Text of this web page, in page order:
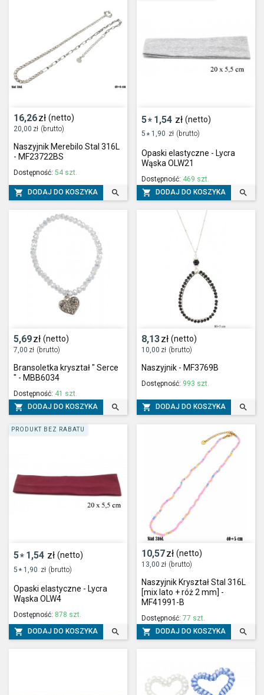
16,26zł (netto)
20,00 zł (brutto)
Naszyjnik Merebilo Stal 316L
- MF23722BS
Dostępność: 54 szt.
 DODAJ DO KOSZYKA 
5* 1,54 zł (netto)
5 * 1,90 zł (brutto)
Opaski elastyczne - Lycra
Wąska OLW21
Dostępność: 469 szt.
 DODAJ DO KOSZYKA 
5,69zł (netto)
7,00 zł (brutto)
Bransoletka kryształ " Serce
" - MBB6034
Dostępność: 41 szt.
 DODAJ DO KOSZYKA 
8,13zł (netto)
10,00 zł (brutto)
Naszyjnik - MF3769B
Dostępność: 993 szt.
 DODAJ DO KOSZYKA 
5* 1,54 zł (netto)
5 * 1,90 zł (brutto)
Opaski elastyczne - Lycra
Wąska OLW4
Dostępność: 878 szt.
 DODAJ DO KOSZYKA 
PRODUKT BEZ RABATU
10,57zł (netto)
13,00 zł (brutto)
Naszyjnik Kryształ Stal 316L
[mix lato + róż 2 mm] -
MF41991-B
Dostępność: 77 szt.
 DODAJ DO KOSZYKA 